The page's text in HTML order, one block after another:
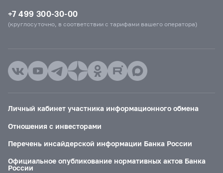
+7 499 300-30-00
(круглосуточно, в соответствии с тарифами вашего оператора)
Личный кабинет участника информационного обмена
Отношения с инвесторами
Перечень инсайдерской информации Банка России
Официальное опубликование нормативных актов Банка
России